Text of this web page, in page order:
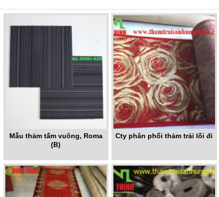
Mẫu thảm tấm vuông, Roma
(B)
Cty phân phối thảm trải lối đi